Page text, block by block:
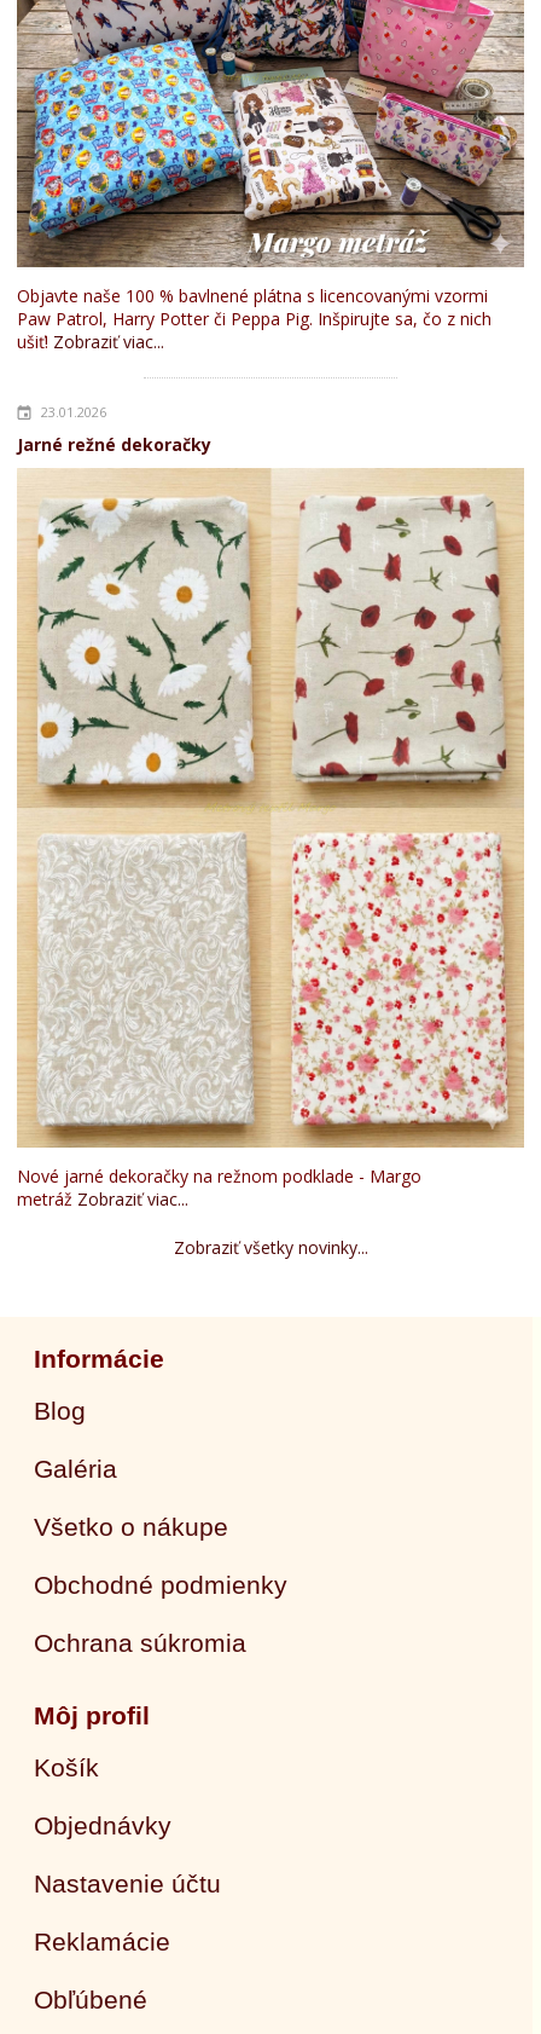
Objavte naše 100 % bavlnené plátna s licencovanými vzormi
Paw Patrol, Harry Potter či Peppa Pig. Inšpirujte sa, čo z nich
ušiť! Zobraziť viac...
23.01.2026
Jarné režné dekoračky
Nové jarné dekoračky na režnom podklade - Margo
metráž Zobraziť viac...
Zobraziť všetky novinky...
Informácie
Blog
Galéria
Všetko o nákupe
Obchodné podmienky
Ochrana súkromia
Môj profil
Košík
Objednávky
Nastavenie účtu
Reklamácie
Obľúbené